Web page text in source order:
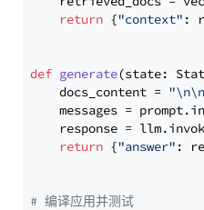
return {"context" :
def generate(state:
    docs_content =
messages =
response =
return {"answer" :
# 编译应用并测试